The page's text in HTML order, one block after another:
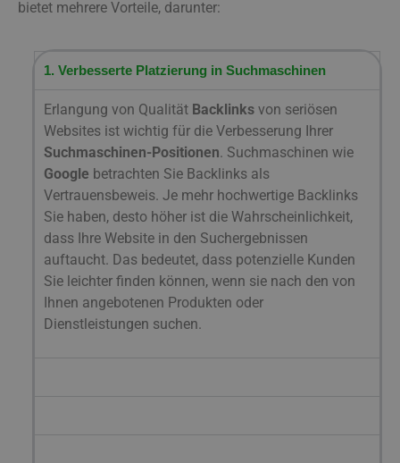
bietet mehrere Vorteile, darunter:
1. Verbesserte Platzierung in Suchmaschinen
Erlangung von Qualität Backlinks von seriösen
Websites ist wichtig für die Verbesserung Ihrer
Suchmaschinen-Positionen. Suchmaschinen wie
Google betrachten Sie Backlinks als
Vertrauensbeweis. Je mehr hochwertige Backlinks
Sie haben, desto höher ist die Wahrscheinlichkeit,
dass Ihre Website in den Suchergebnissen
auftaucht. Das bedeutet, dass potenzielle Kunden
Sie leichter finden können, wenn sie nach den von
Ihnen angebotenen Produkten oder
Dienstleistungen suchen.